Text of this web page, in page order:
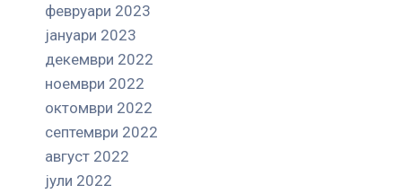
февруари 2023
јануари 2023
декември 2022
ноември 2022
октомври 2022
септември 2022
август 2022
јули 2022